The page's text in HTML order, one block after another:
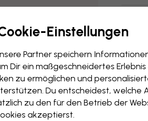
Einstellungen
Partner speichern
Dir ein maßgeschneidertes
zu ermöglichen und
Du entscheidest, welche
zu den für den Betrieb der
akzeptierst.